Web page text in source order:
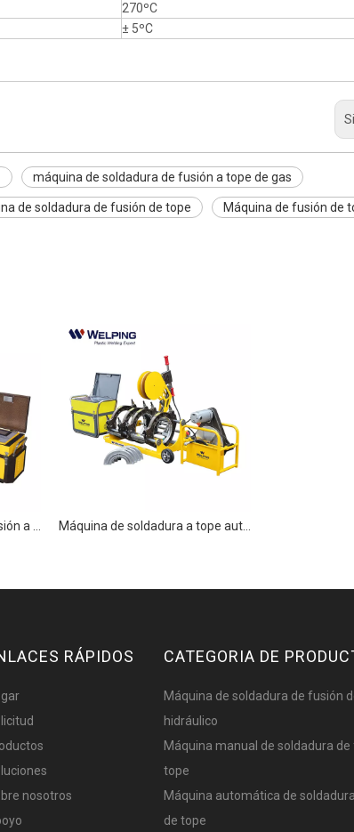
270ºC
± 5ºC
máquina de soldadura de fusión a tope de gas
de soldadura de fusión de tope Máquina de fusión de
RÁPIDOS
nosotros
CATEGORIA DE
Máquina de soldadura de fusión
hidráulico
Máquina manual de soldadura
tope
Máquina automática de
de tope